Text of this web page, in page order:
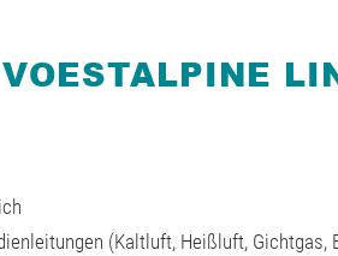
(Kaltluft, Heißluft, Gichtgas,